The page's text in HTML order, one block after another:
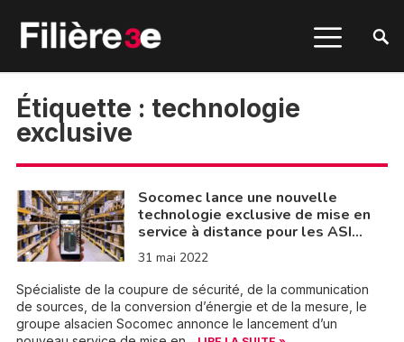
Étiquette : technologie
exclusive
Socomec lance une nouvelle
technologie exclusive de mise en
service à distance pour les ASI…
31 mai 2022
Spécialiste de la coupure de sécurité, de la communication
de sources, de la conversion d’énergie et de la mesure, le
groupe alsacien Socomec annonce le lancement d’un